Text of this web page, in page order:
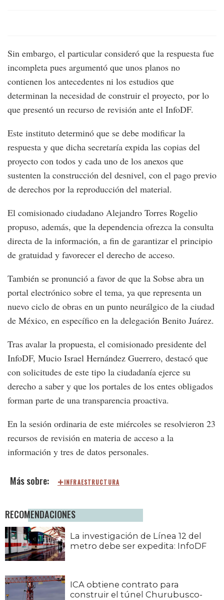
Sin embargo, el particular consideró que la respuesta fue
incompleta pues argumentó que unos planos no
contienen los antecedentes ni los estudios que
determinan la necesidad de construir el proyecto, por lo
que presentó un recurso de revisión ante el InfoDF.
Este instituto determinó que se debe modificar la
respuesta y que dicha secretaría expida las copias del
proyecto con todos y cada uno de los anexos que
sustenten la construcción del desnivel, con el pago previo
de derechos por la reproducción del material.
El comisionado ciudadano Alejandro Torres Rogelio
propuso, además, que la dependencia ofrezca la consulta
directa de la información, a fin de garantizar el principio
de gratuidad y favorecer el derecho de acceso.
También se pronunció a favor de que la Sobse abra un
portal electrónico sobre el tema, ya que representa un
nuevo ciclo de obras en un punto neurálgico de la ciudad
de México, en específico en la delegación Benito Juárez.
Tras avalar la propuesta, el comisionado presidente del
InfoDF, Mucio Israel Hernández Guerrero, destacó que
con solicitudes de este tipo la ciudadanía ejerce su
derecho a saber y que los portales de los entes obligados
forman parte de una transparencia proactiva.
En la sesión ordinaria de este miércoles se resolvieron 23
recursos de revisión en materia de acceso a la
información y tres de datos personales.
INFRAESTRUCTURA
RECOMENDACIONES
La investigación de Línea 12 del
metro debe ser expedita: InfoDF
ICA obtiene contrato para
construir el túnel Churubusco-